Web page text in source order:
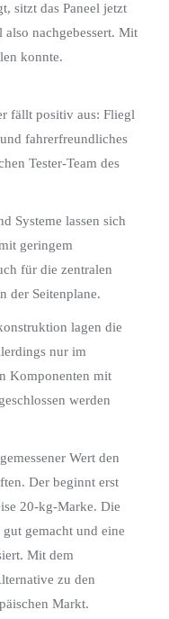
sitzt das Paneel jetzt
nachgebessert. Mit
konnte.
fällt positiv aus: Fliegl
fahrerfreundliches
Tester-Team des
Systeme lassen sich
geringem
für die zentralen
der Seitenplane.
lagen die
nur im
Komponenten mit
werden
Wert den
Der beginnt erst
20-kg-Marke. Die
gemacht und eine
Mit dem
zu den
Markt.